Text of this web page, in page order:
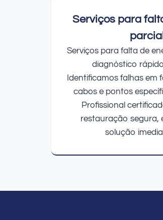
Serviços para
parcial
Serviços para falta de
diagnóstico
Identificamos falhas em
cabos e pontos
Profissional
restauração segura,
solução